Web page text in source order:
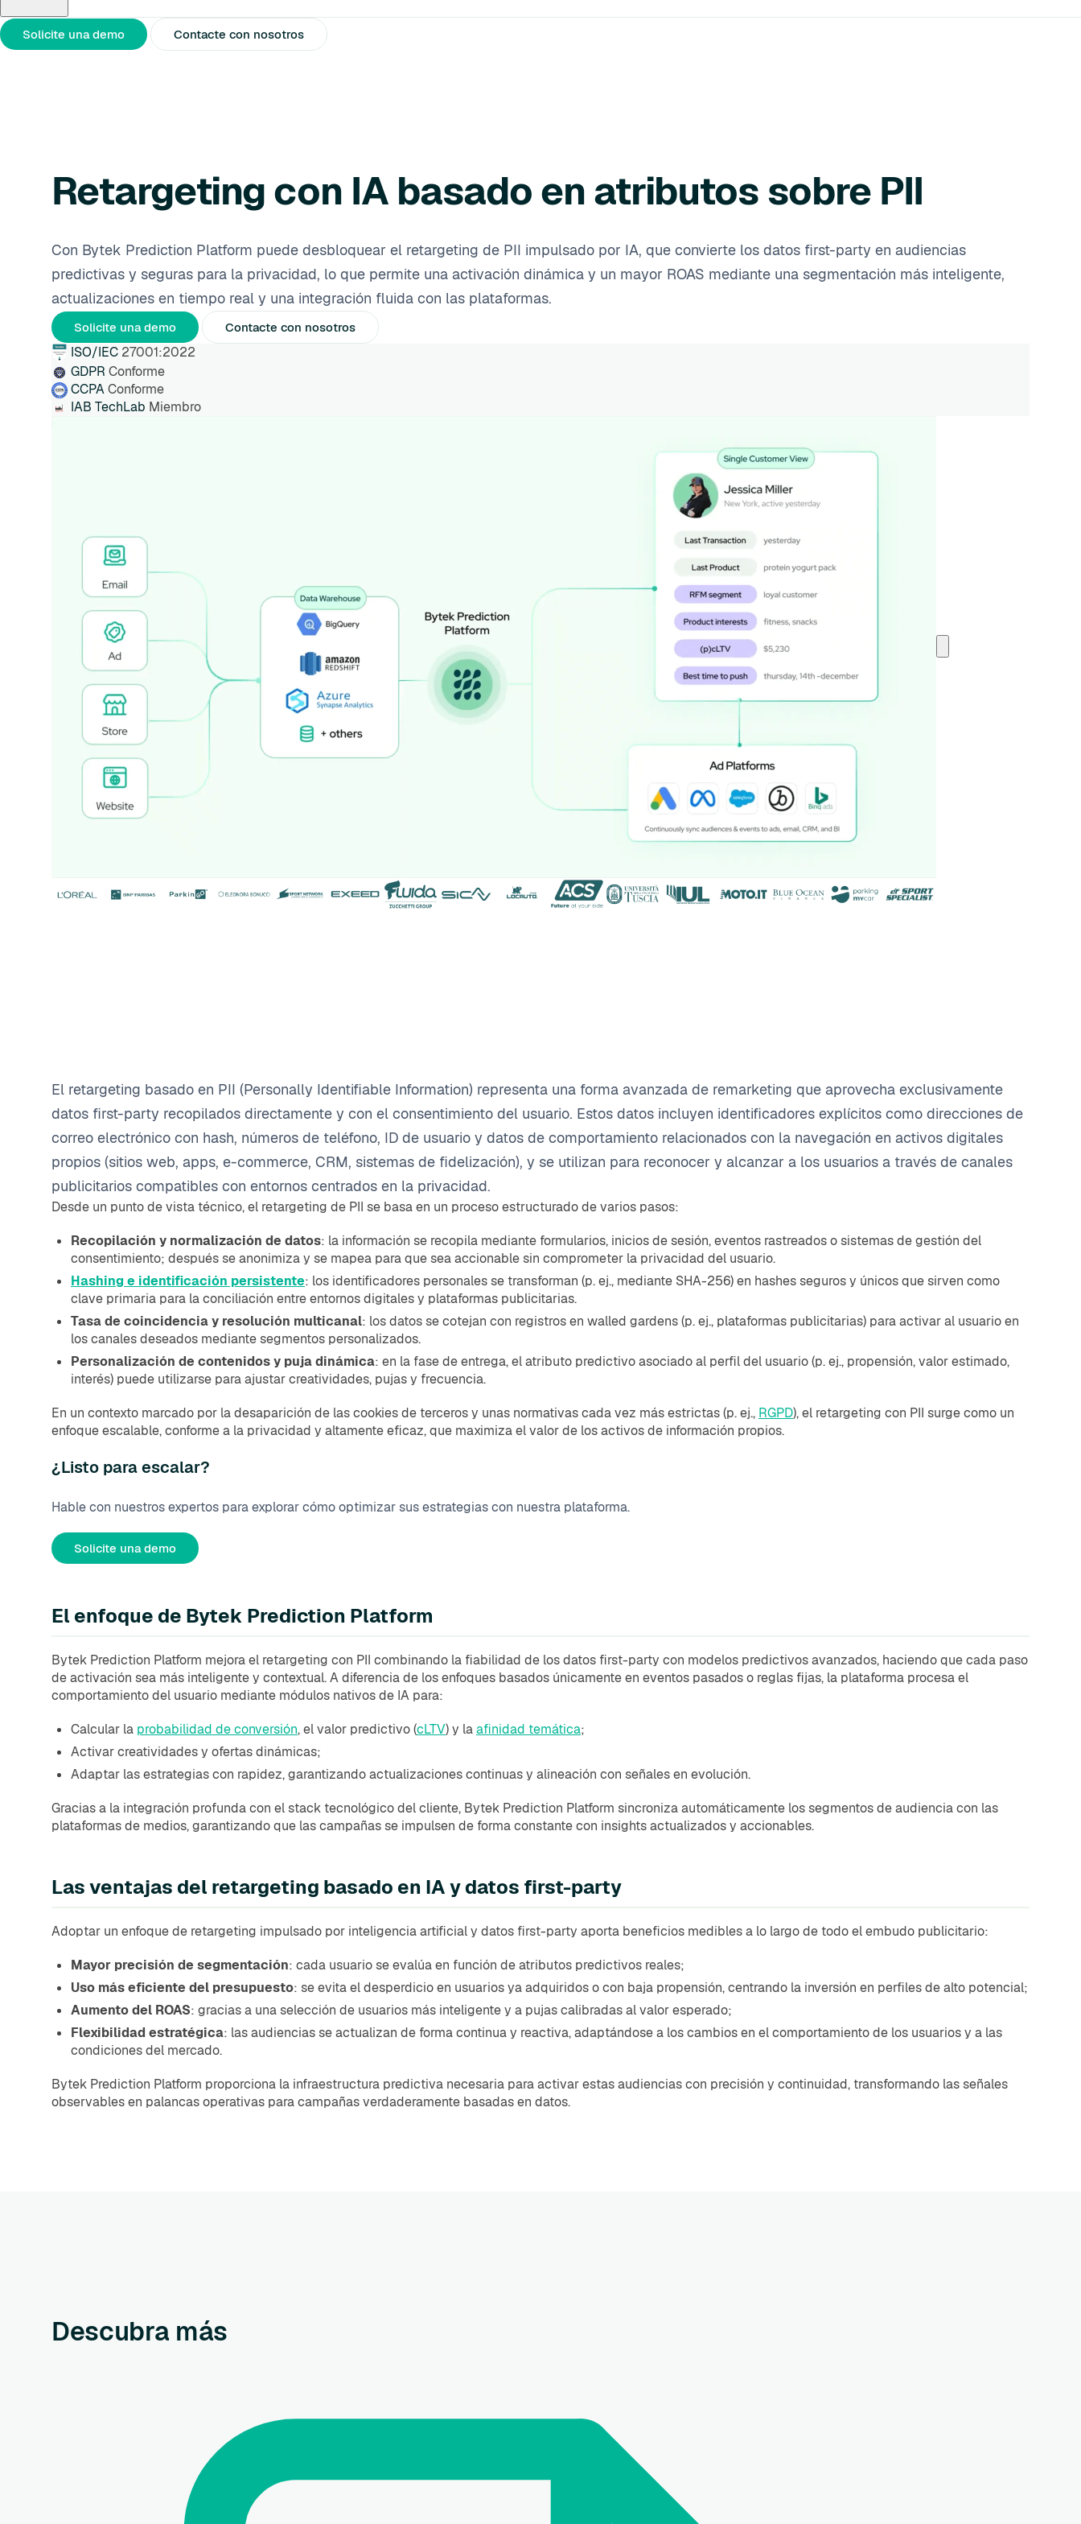
Sobre nosotros Notas de prensa
Solicite una demo Contacte con nosotros
Retargeting con IA basado en atributos sobre PII
Con Bytek Prediction Platform puede desbloquear el retargeting de PII impulsado por IA, que convierte los datos first-party en audiencias
predictivas y seguras para la privacidad, lo que permite una activación dinámica y un mayor ROAS mediante una segmentación más inteligente,
actualizaciones en tiempo real y una integración fluida con las plataformas.
Solicite una demo Contacte con nosotros
ISO/IEC 27001:2022
GDPR Conforme
CCPAConforme
IAB TechLab Miembro
El retargeting basado en PII (Personally Identifiable Information) representa una forma avanzada de remarketing que aprovecha exclusivamente
datos first-party recopilados directamente y con el consentimiento del usuario. Estos datos incluyen identificadores explícitos como direcciones de
correo electrónico con hash, números de teléfono, ID de usuario y datos de comportamiento relacionados con la navegación en activos digitales
propios (sitios web, apps, e-commerce, CRM, sistemas de fidelización), y se utilizan para reconocer y alcanzar a los usuarios a través de canales
publicitarios compatibles con entornos centrados en la privacidad.
Desde un punto de vista técnico, el retargeting de PII se basa en un proceso estructurado de varios pasos:
Recopilación y normalización de datos: la información se recopila mediante formularios, inicios de sesión, eventos rastreados o sistemas de gestión del
consentimiento; después se anonimiza y se mapea para que sea accionable sin comprometer la privacidad del usuario.
Hashing e identificación persistente: los identificadores personales se transforman (p. ej., mediante SHA-256) en hashes seguros y únicos que sirven como
clave primaria para la conciliación entre entornos digitales y plataformas publicitarias.
Tasa de coincidencia y resolución multicanal: los datos se cotejan con registros en walled gardens (p. ej., plataformas publicitarias) para activar al usuario en
los canales deseados mediante segmentos personalizados.
Personalización de contenidos y puja dinámica: en la fase de entrega, el atributo predictivo asociado al perfil del usuario (p. ej., propensión, valor estimado,
interés) puede utilizarse para ajustar creatividades, pujas y frecuencia.
En un contexto marcado por la desaparición de las cookies de terceros y unas normativas cada vez más estrictas (p. ej., RGPD), el retargeting con PII surge como un
enfoque escalable, conforme a la privacidad y altamente eficaz, que maximiza el valor de los activos de información propios.
¿Listo para escalar?
Hable con nuestros expertos para explorar cómo optimizar sus estrategias con nuestra plataforma.
Solicite una demo
El enfoque de Bytek Prediction Platform
Bytek Prediction Platform mejora el retargeting con PII combinando la fiabilidad de los datos first-party con modelos predictivos avanzados, haciendo que cada paso
de activación sea más inteligente y contextual. A diferencia de los enfoques basados únicamente en eventos pasados o reglas fijas, la plataforma procesa el
comportamiento del usuario mediante módulos nativos de IA para:
Calcular la probabilidad de conversión, el valor predictivo (cLTV) y laafinidad temática;
Activar creatividades y ofertas dinámicas;
Adaptar las estrategias con rapidez, garantizando actualizaciones continuas y alineación con señales en evolución.
Gracias a la integración profunda con el stack tecnológico del cliente, Bytek Prediction Platform sincroniza automáticamente los segmentos de audiencia con las
plataformas de medios, garantizando que las campañas se impulsen de forma constante con insights actualizados y accionables.
Las ventajas del retargeting basado en IA y datos first-party
Adoptar un enfoque de retargeting impulsado por inteligencia artificial y datos first-party aporta beneficios medibles a lo largo de todo el embudo publicitario:
Mayor precisión de segmentación: cada usuario se evalúa en función de atributos predictivos reales;
Uso más eficiente del presupuesto: se evita el desperdicio en usuarios ya adquiridos o con baja propensión, centrando la inversión en perfiles de alto potencial;
Aumento del ROAS: gracias a una selección de usuarios más inteligente y a pujas calibradas al valor esperado;
Flexibilidad estratégica: las audiencias se actualizan de forma continua y reactiva, adaptándose a los cambios en el comportamiento de los usuarios y a las
condiciones del mercado.
Bytek Prediction Platform proporciona la infraestructura predictiva necesaria para activar estas audiencias con precisión y continuidad, transformando las señales
observables en palancas operativas para campañas verdaderamente basadas en datos.
Descubra más